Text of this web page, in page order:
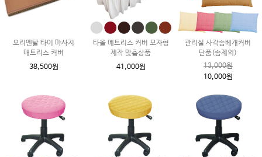
오리엔탈 타이 마사지
매트리스 커버
38,500원
타올 메트리스 커버 모자형
제작 맞춤상품
41,000원
관리실 사각솜베개커버
단품(솜제외)
13,000원
10,000원